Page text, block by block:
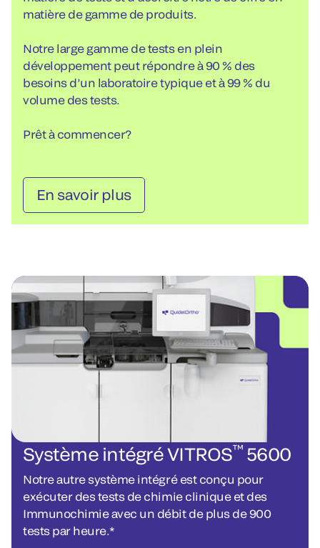
matière de gamme de produits.
Notre large gamme de tests en plein
développement peut répondre à 90 % des
besoins d’un laboratoire typique et à 99 % du
volume des tests.
Prêt à commencer?
En savoir plus
Système intégré VITROS™5600
Notre autre système intégré est conçu pour
exécuter des tests de chimie clinique et des
Immunochimie avec un débit de plus de 900
tests par heure.*